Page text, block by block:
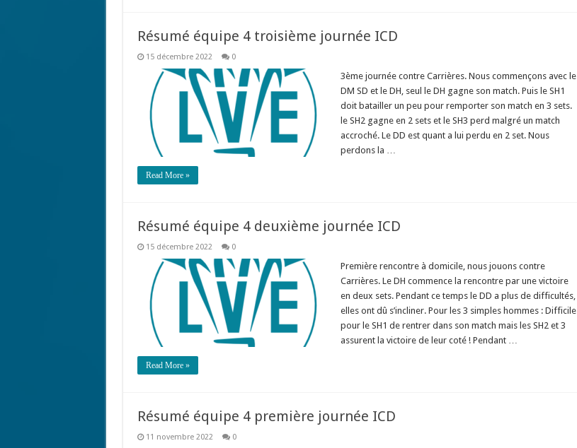
Résumé équipe 4 troisième journée ICD
15 décembre 2022 0
3ème journée contre Carrières. Nous commençons avec le
DM SD et le DH, seul le DH gagne son match. Puis le SH1
doit batailler un peu pour remporter son match en 3 sets.
le SH2 gagne en 2 sets et le SH3 perd malgré un match
accroché. Le DD est quant a lui perdu en 2 set. Nous
perdons la …
Read More »
Résumé équipe 4 deuxième journée ICD
15 décembre 2022 0
Première rencontre à domicile, nous jouons contre
Carrières. Le DH commence la rencontre par une victoire
en deux sets. Pendant ce temps le DD a plus de difficultés,
elles ont dû s’incliner. Pour les 3 simples hommes : Difficile
pour le SH1 de rentrer dans son match mais les SH2 et 3
assurent la victoire de leur coté ! Pendant …
Read More »
Résumé équipe 4 première journée ICD
11 novembre 2022 0